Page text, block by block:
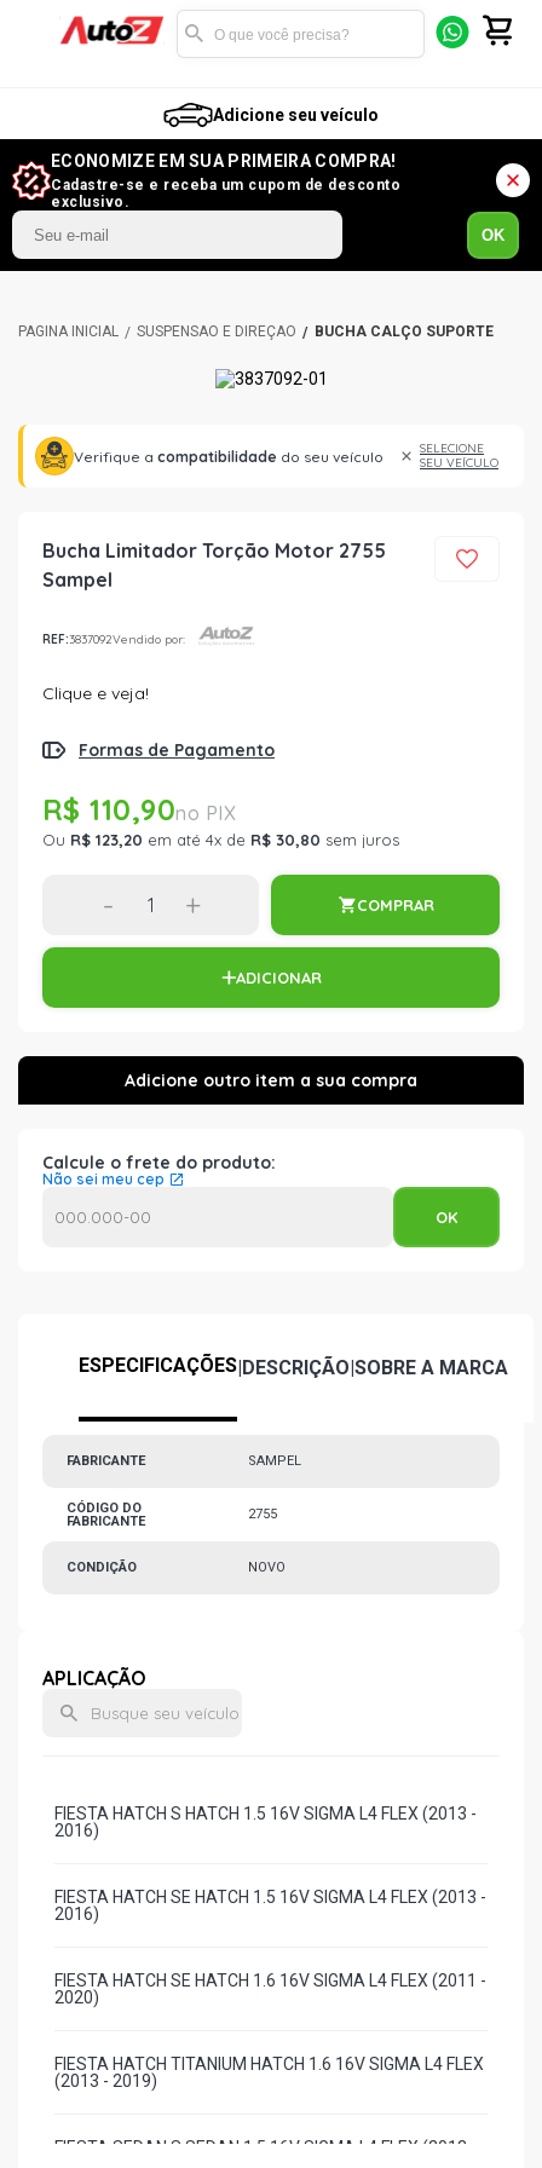
Adicione seu veículo
ECONOMIZE EM SUA PRIMEIRA COMPRA!
Cadastre-se e receba um cupom de desconto
exclusivo.
OK
SUSPENSÃO E DIREÇÃO BUCHA CALÇO SUPORTE
Verifique a compatibilidade do seu veículo
SELECIONE
SEU VEÍCULO
Bucha Limitador Torção Motor 2755
Sampel
REF:3837092Vendido por:
Clique e veja!
Formas de Pagamento
R$ 110,90
Ou R$ 123,20 em até 4x de R$ 30,80 sem juros
- + COMPRAR
ADICIONAR
Calcule o frete do produto:
Não sei meu cep
ESPECIFICAÇÕES|DESCRIÇÃO|SOBRE A MARCA
FABRICANTE SAMPEL
CÓDIGO DO
FABRICANTE
2755
CONDIÇÃO NOVO
APLICAÇÃO
FIESTA HATCH S HATCH 1.5 16V SIGMA L4 FLEX (2013 -
2016)
FIESTA HATCH SE HATCH 1.5 16V SIGMA L4 FLEX (2013 -
2016)
FIESTA HATCH SE HATCH 1.6 16V SIGMA L4 FLEX (2011 -
2020)
FIESTA HATCH TITANIUM HATCH 1.6 16V SIGMA L4 FLEX
(2013 - 2019)
FIESTA SEDAN S SEDAN 1.5 16V SIGMA L4 FLEX (2013 -